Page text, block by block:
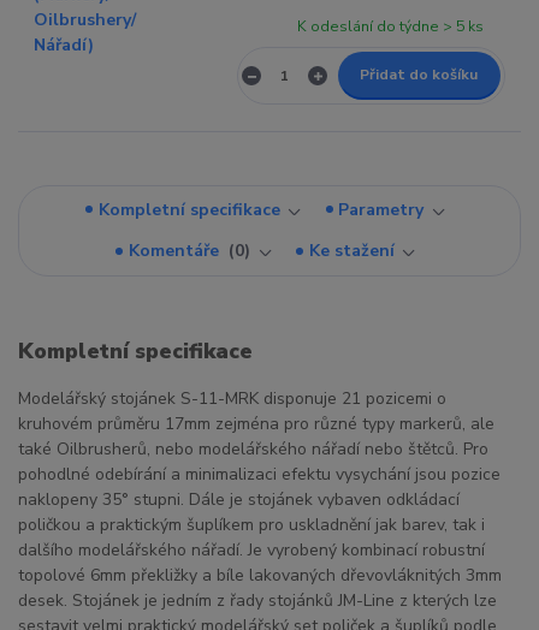
K odeslání do týdne > 5 ks
Přidat do košíku
Kompletní specifikace
Parametry
Komentáře
0 Ke stažení
Kompletní specifikace
Modelářský stojánek S-11-MRK disponuje 21 pozicemi o
kruhovém průměru 17mm zejména pro různé typy markerů, ale
také Oilbrusherů, nebo modelářského nářadí nebo štětců. Pro
pohodlné odebírání a minimalizaci efektu vysychání jsou pozice
naklopeny 35° stupni. Dále je stojánek vybaven odkládací
poličkou a praktickým šuplíkem pro uskladnění jak barev, tak i
dalšího modelářského nářadí. Je vyrobený kombinací robustní
topolové 6mm překližky a bíle lakovaných dřevovláknitých 3mm
desek. Stojánek je jedním z řady stojánků JM-Line z kterých lze